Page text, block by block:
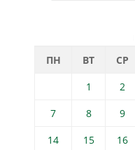
ПН ВТ СР
1
2
7
8 9
14
15 16